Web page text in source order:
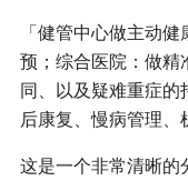
「健管中心做主动
预；综合医院：做精
同、以及疑难重症
后康复、慢病管理、
这是一个非常清晰的